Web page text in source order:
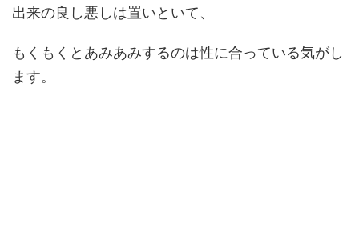
出来の良し悪しは置いといて、
もくもくとあみあみするのは性に合っている気がし
ます。